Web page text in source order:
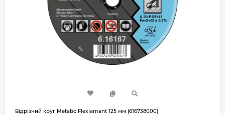
Відрізний круг Metabo Flexiamant 125 мм (616738000)